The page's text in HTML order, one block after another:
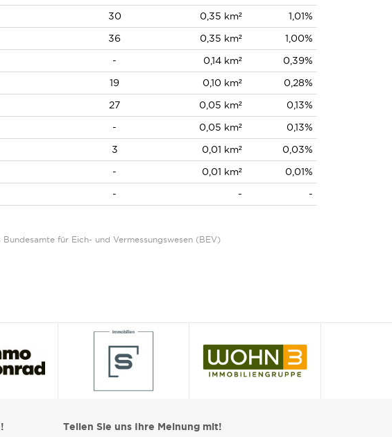
30 0,35 km²
1,01%
36 0,35 km²
1,00%
- 0,14 km²
0,39%
19 0,10 km²
0,28%
27 0,05 km²
0,13%
- 0,05 km²
0,13%
3 0,01 km²
0,03%
- 0,01 km²
0,01%
- - -
Bundesamte für Eich- und Vermessungswesen (BEV)
Teilen Sie uns Ihre Meinung mit!